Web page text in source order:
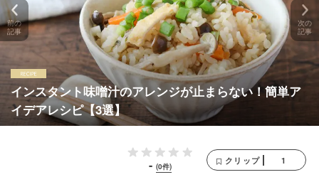
インスタント味噌汁のアレンジが止まらない！簡単ア
イデアレシピ【3選】
前の
記事
次の
記事
- (0件)
クリップ 1